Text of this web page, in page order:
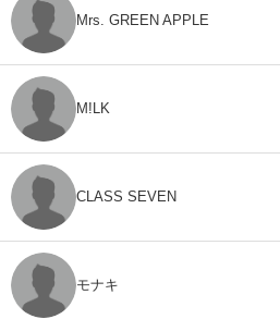
Mrs. GREEN APPLE
M!LK
CLASS SEVEN
モナキ